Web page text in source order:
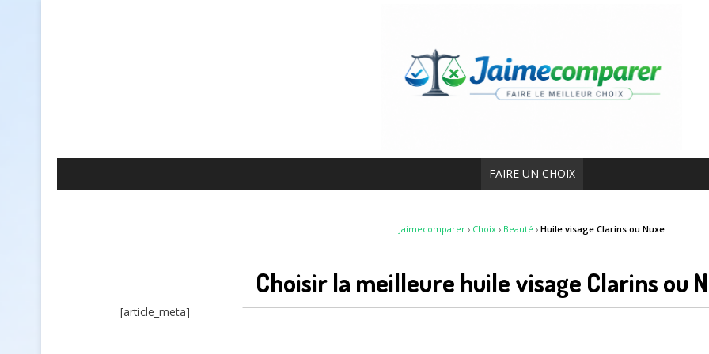
FAIRE UN CHOIX
Jaimecomparer › Choix › Beauté › Huile visage Clarins ou Nuxe
Choisir la meilleure huile visage Clarins ou
[article_meta]